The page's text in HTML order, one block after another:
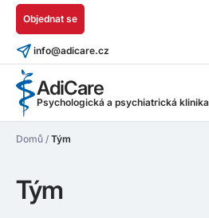
AdiCare
Psychologická a psychiatrická klinika
Objednat se
info@adicare.cz
Domů / Tým
Tým